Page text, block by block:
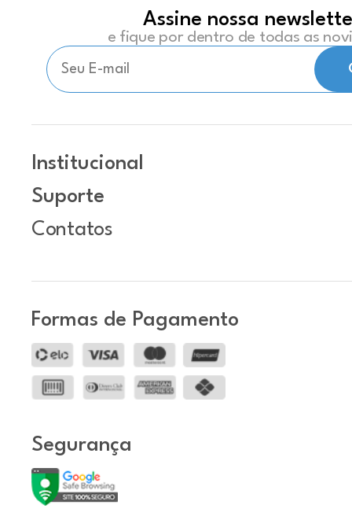
Assine nossa
e fique por dentro de todas as
Institucional
Suporte
Contatos
Formas de Pagamento
Segurança